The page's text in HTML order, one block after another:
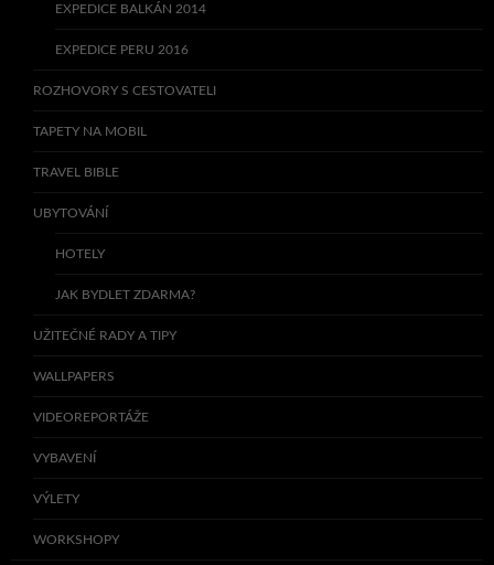
EXPEDICE BALKÁN 2014
EXPEDICE PERU 2016
ROZHOVORY S CESTOVATELI
TAPETY NA MOBIL
TRAVEL BIBLE
UBYTOVÁNÍ
HOTELY
JAK BYDLET ZDARMA?
UŽITEČNÉ RADY A TIPY
WALLPAPERS
VIDEOREPORTÁŽE
VYBAVENÍ
VÝLETY
WORKSHOPY